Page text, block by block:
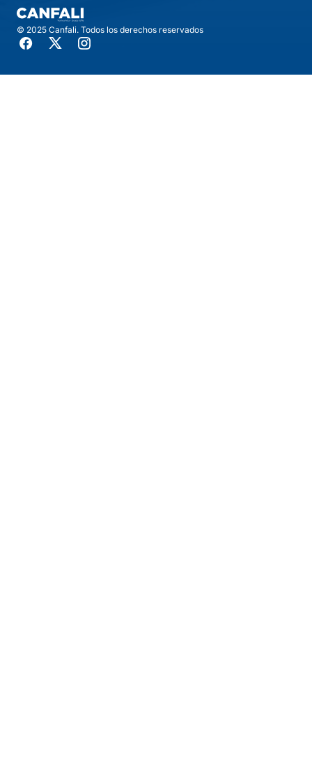
© 2025 Canfali. Todos los derechos reservados